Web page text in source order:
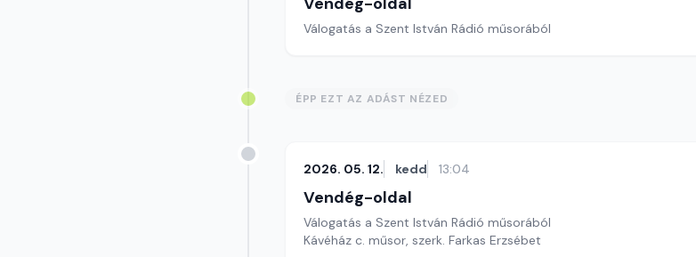
Válogatás a Szent István Rádió műsorából
ÉPP EZT AZ ADÁST NÉZED
2026. 05. 12. kedd 13:04
Vendég-oldal
Válogatás a Szent István Rádió műsorából
Kávéház c. műsor, szerk. Farkas Erzsébet